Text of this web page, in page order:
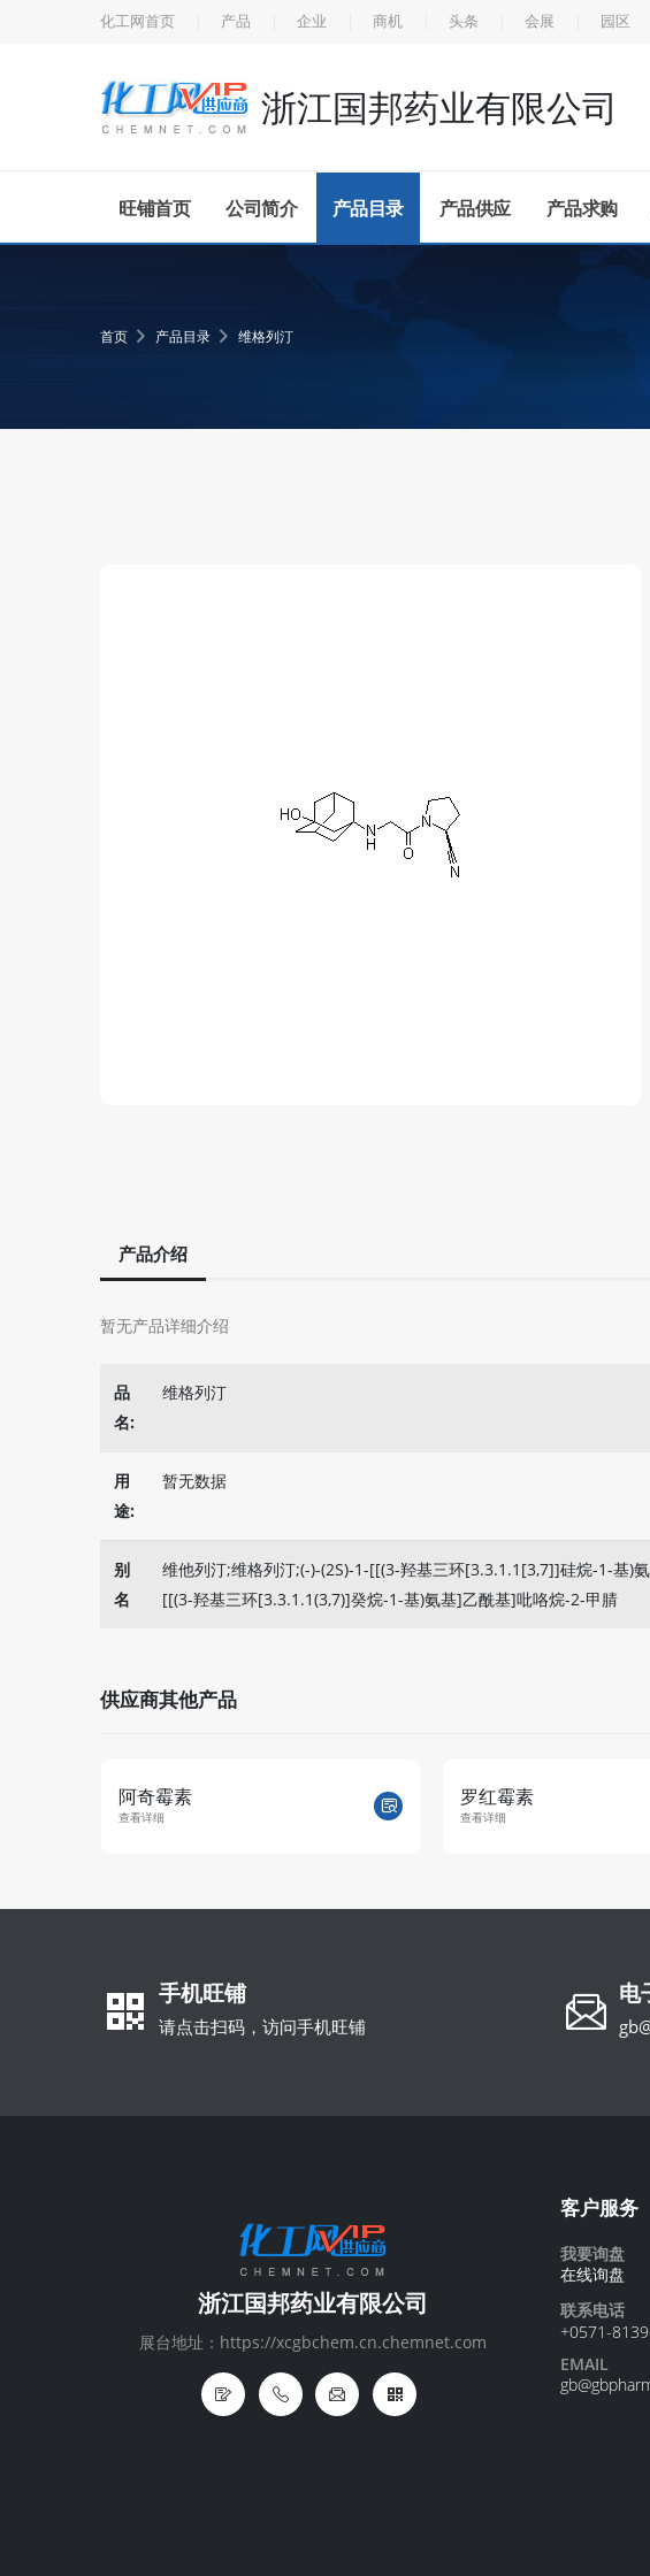
化工网首页 产品 企业 商机 头条 会展 园区
浙江国邦药业有限公司
旺铺首页 公司简介 产品目录 产品供应 产品求购
首页 产品目录 维格列汀
产品介绍
暂无产品详细介绍
品
名:
维格列汀
用
途:
暂无数据
别
名
维他列汀;维格列汀;(-)-(2S)-1-[[(3-羟基三环[3.3.1.1[3,7]]硅烷-1-基)
[[(3-羟基三环[3.3.1.1(3,7)]癸烷-1-基)氨基]乙酰基]吡咯烷-2-甲腈
供应商其他产品
阿奇霉素
查看详细
罗红霉素
查看详细
手机旺铺
请点击扫码，访问手机旺铺
电
浙江国邦药业有限公司
展台地址：https://xcgbchem.cn.chemnet.com
客户服务
我要询盘
在线询盘
联系电话
+0571-
EMAIL